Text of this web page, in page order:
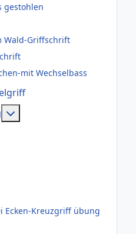
gestohlen
Wald-Griffschrift
mit Wechselbass
Ecken-Kreuzgriff übung